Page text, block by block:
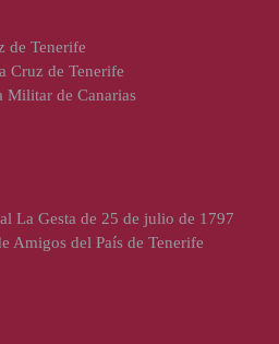
de Tenerife
Cruz de Tenerife
Militar de Canarias
La Gesta de 25 de julio de 1797
Amigos del País de Tenerife